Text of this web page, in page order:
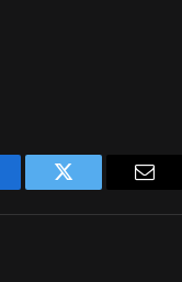
Twitter